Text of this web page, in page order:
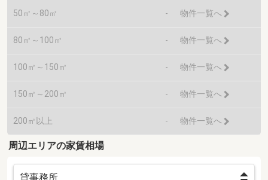
50㎡～80㎡ - 物件一覧へ
80㎡～100㎡ - 物件一覧へ
100㎡～150㎡ - 物件一覧へ
150㎡～200㎡ - 物件一覧へ
200㎡以上 - 物件一覧へ
周辺エリアの家賃相場